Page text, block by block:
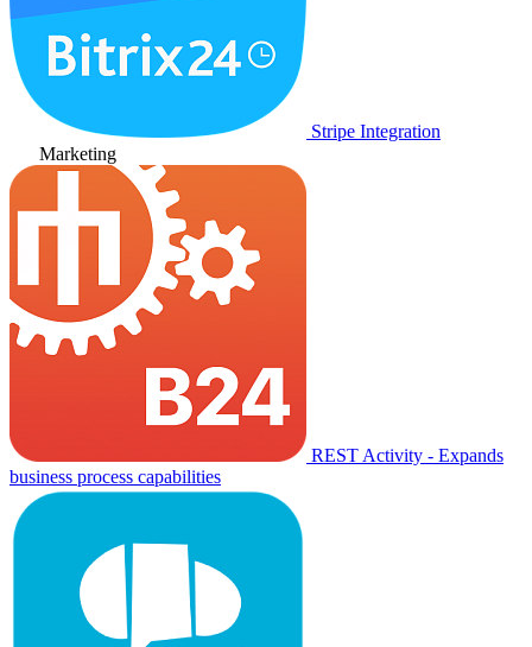
Stripe Integration
Marketing
REST Activity - Expands
business process capabilities